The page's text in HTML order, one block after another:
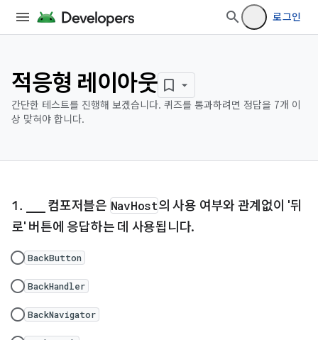
로그인
적응형 레이아웃
간단한 테스트를 진행해 보겠습니다. 퀴즈를 통과하려면 정답을 7개 이
상 맞혀야 합니다.
___ 컴포저블은 NavHost의 사용 여부와 관계없이 '뒤
로' 버튼에 응답하는 데 사용됩니다.
BackButton
BackHandler
BackNavigator